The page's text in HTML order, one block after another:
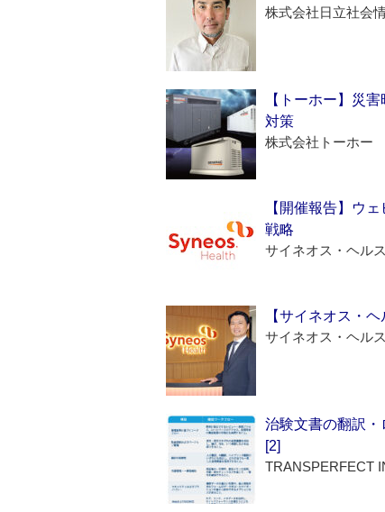
株式会社日立社会
【トーホー】災
対策
株式会社トーホー
【開催報告】ウ
戦略
サイネオス・ヘル
【サイネオス・
サイネオス・ヘル
治験文書の翻訳
[2]
TRANSPERFECT